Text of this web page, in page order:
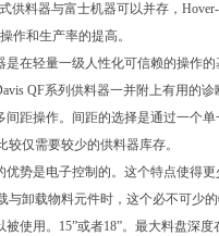
供料器与富士机器可以并存，
作和生产率的提高。
在轻量一级人性化可信赖的操作
QF系列供料器一并附上有用的诊
距操作。间距的选择是通过一个
仅需要较少的供料器库存。
势是电子控制的。这个特点使得
卸载物料元件时，这个必不可少
使用。15”或者18”。最大料盘深度